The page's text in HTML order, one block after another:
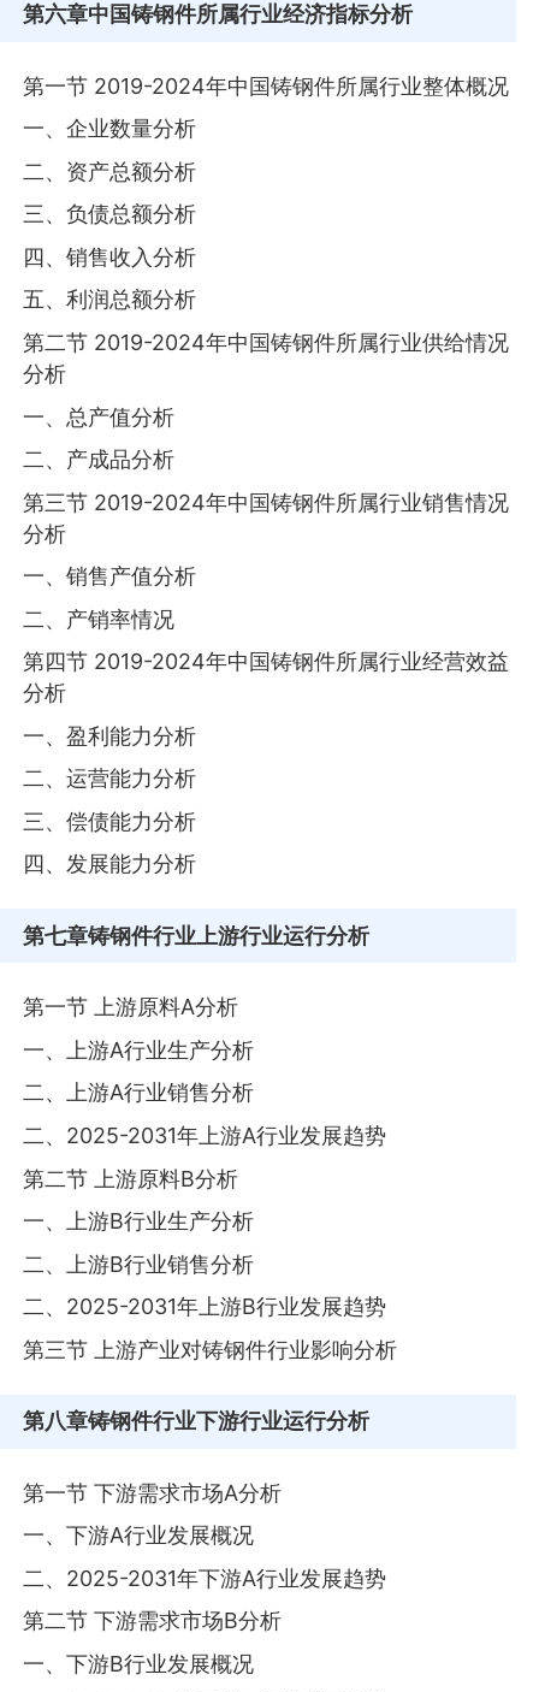
第六章中国铸钢件所属行业经济指标分析
第一节 2019-2024年中国铸钢件所属行业整体概况
一、企业数量分析
二、资产总额分析
三、负债总额分析
四、销售收入分析
五、利润总额分析
第二节 2019-2024年中国铸钢件所属行业供给情况
分析
一、总产值分析
二、产成品分析
第三节 2019-2024年中国铸钢件所属行业销售情况
分析
一、销售产值分析
二、产销率情况
第四节 2019-2024年中国铸钢件所属行业经营效益
分析
一、盈利能力分析
二、运营能力分析
三、偿债能力分析
四、发展能力分析
第七章铸钢件行业上游行业运行分析
第一节 上游原料A分析
一、上游A行业生产分析
二、上游A行业销售分析
二、2025-2031年上游A行业发展趋势
第二节 上游原料B分析
一、上游B行业生产分析
二、上游B行业销售分析
二、2025-2031年上游B行业发展趋势
第三节 上游产业对铸钢件行业影响分析
第八章铸钢件行业下游行业运行分析
第一节 下游需求市场A分析
一、下游A行业发展概况
二、2025-2031年下游A行业发展趋势
第二节 下游需求市场B分析
一、下游B行业发展概况